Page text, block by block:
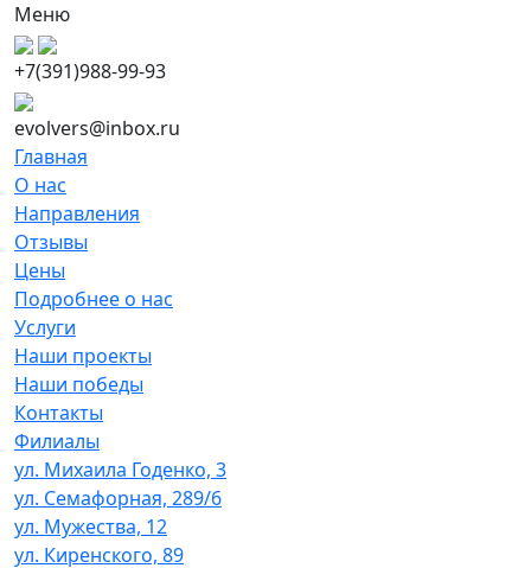
Меню
+7(391)988-99-93
evolvers@inbox.ru
Главная
О нас
Направления
Отзывы
Цены
Подробнее о нас
Услуги
Наши проекты
Наши победы
Контакты
Филиалы
ул. Михаила Годенко, 3
ул. Семафорная, 289/6
ул. Мужества, 12
ул. Киренского, 89